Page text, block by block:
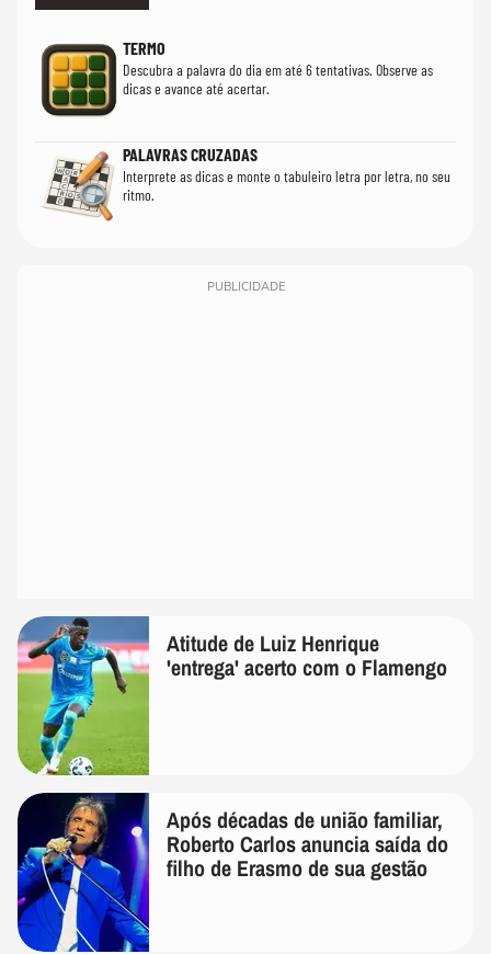
TERMO
Descubra a palavra do dia em até 6 tentativas. Observe as
dicas e avance até acertar.
PALAVRAS CRUZADAS
Interprete as dicas e monte o tabuleiro letra por letra, no seu
ritmo.
PUBLICIDADE
Atitude de Luiz Henrique
'entrega' acerto com o Flamengo
Após décadas de união familiar,
Roberto Carlos anuncia saída do
filho de Erasmo de sua gestão